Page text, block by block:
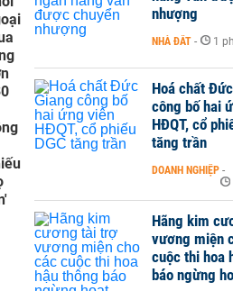
nhượng
NHÀ ĐẤT - 1
Hoá chất
công bố hai
HĐQT, cổ
tăng trần
DOANH NGHIỆP -
Hãng kim
vương miện
cuộc thi hoa
báo ngừng